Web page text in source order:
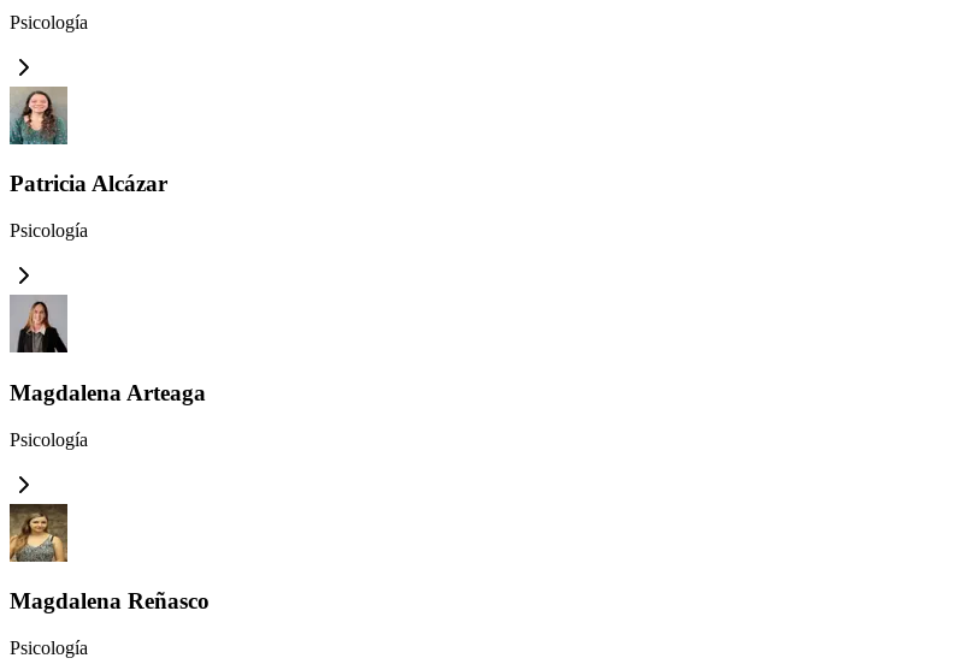
Psicología
Patricia Alcázar
Psicología
Magdalena Arteaga
Psicología
Magdalena Reñasco
Psicología